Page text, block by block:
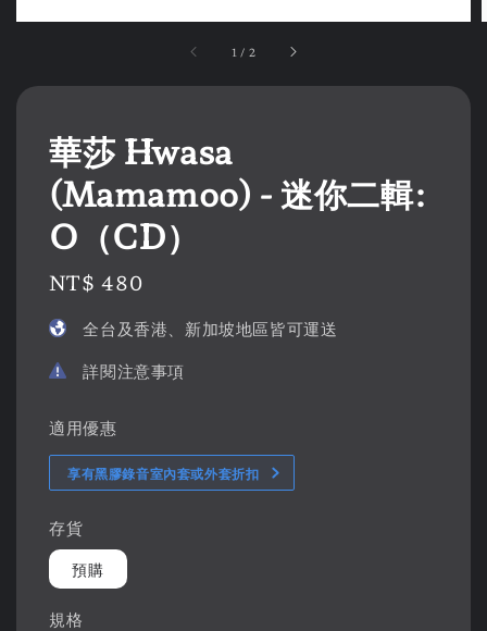
1 / 2
華莎 Hwasa
(Mamamoo) - 迷你二輯:
O（CD）
Regular
NT$ 480
全台及香港、新加坡地區皆可運送
詳閱注意事項
適用優惠
享有黑膠錄音室內套或外套折扣
存貨
預購
規格